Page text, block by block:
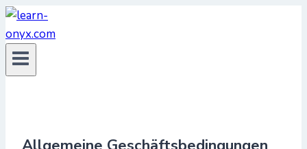
Zum
Inhalt
springen